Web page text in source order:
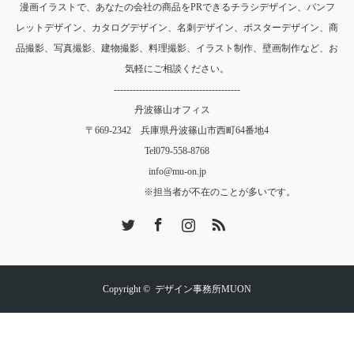
漫画イラストで、あなたの会社の商品をPRできるチラシデザイン、パンフ
レットデザイン、カタログデザイン、名刺デザイン、ポスターデザイン、商
品撮影、写真撮影、建物撮影、料理撮影、イラスト制作、壁画制作など、お
気軽にご相談ください。
----------------------------------------
丹波篠山オフィス
〒669-2342 兵庫県丹波篠山市西町64番地4
Tel079-558-8768
info@mu-on.jp
※担当者が不在のことが多いです。
Copyright © デザイン事務所MUON